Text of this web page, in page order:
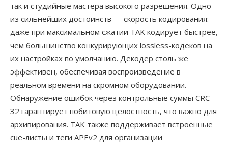
так и студийные мастера высокого разрешения. Одно
из сильнейших достоинств — скорость кодирования:
даже при максимальном сжатии TAK кодирует быстрее,
чем большинство конкурирующих lossless-кодеков на
их настройках по умолчанию. Декодер столь же
эффективен, обеспечивая воспроизведение в
реальном времени на скромном оборудовании.
Обнаружение ошибок через контрольные суммы CRC-
32 гарантирует побитовую целостность, что важно для
архивирования. TAK также поддерживает встроенные
cue-листы и теги APEv2 для организации